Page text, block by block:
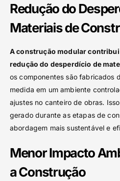
Redução do
Materiais de
A construção modular
redução do desperdício de
os componentes são fabricados
medida em um ambiente
ajustes no canteiro de obras.
gerado durante as etapas de
abordagem mais sustentável e
Menor Impacto
a Construção